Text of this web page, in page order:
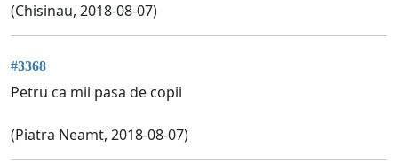
(Chisinau, 2018-08-07)
#3368
Petru ca mii pasa de copii
(Piatra Neamt, 2018-08-07)